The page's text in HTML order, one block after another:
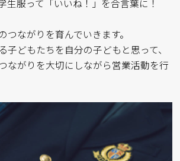
生服って「いいね！」を合言葉に！
つながりを育んでいきます。
子どもたちを自分の子どもと思って、
ながりを大切にしながら営業活動を行